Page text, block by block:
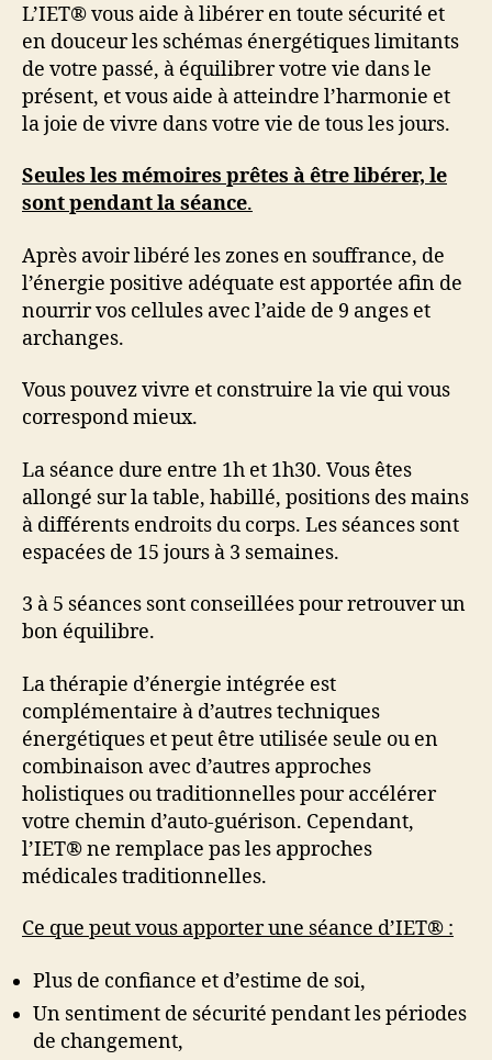
L’IET® vous aide à libérer en toute sécurité et
en douceur les schémas énergétiques limitants
de votre passé, à équilibrer votre vie dans le
présent, et vous aide à atteindre l’harmonie et
la joie de vivre dans votre vie de tous les jours.
Seules les mémoires prêtes à être libérer, le
sont pendant la séance.
Après avoir libéré les zones en souffrance, de
l’énergie positive adéquate est apportée afin de
nourrir vos cellules avec l’aide de 9 anges et
archanges.
Vous pouvez vivre et construire la vie qui vous
correspond mieux.
La séance dure entre 1h et 1h30. Vous êtes
allongé sur la table, habillé, positions des mains
à différents endroits du corps. Les séances sont
espacées de 15 jours à 3 semaines.
3 à 5 séances sont conseillées pour retrouver un
bon équilibre.
La thérapie d’énergie intégrée est
complémentaire à d’autres techniques
énergétiques et peut être utilisée seule ou en
combinaison avec d’autres approches
holistiques ou traditionnelles pour accélérer
votre chemin d’auto-guérison. Cependant,
l’IET® ne remplace pas les approches
médicales traditionnelles.
Ce que peut vous apporter une séance d’IET® :
Plus de confiance et d’estime de soi,
Un sentiment de sécurité pendant les périodes
de changement,